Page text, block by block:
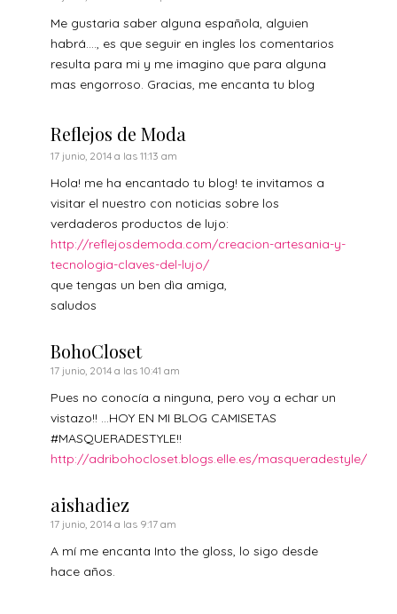
Me gustaria saber alguna española, alguien
habrá…., es que seguir en ingles los comentarios
resulta para mi y me imagino que para alguna
mas engorroso. Gracias, me encanta tu blog
Reflejos de Moda
17 junio, 2014 a las 11:13 am
Hola! me ha encantado tu blog! te invitamos a
visitar el nuestro con noticias sobre los
verdaderos productos de lujo:
http://reflejosdemoda.com/creacion-artesania-y-
tecnologia-claves-del-lujo/
que tengas un ben dìa amiga,
saludos
BohoCloset
17 junio, 2014 a las 10:41 am
Pues no conocía a ninguna, pero voy a echar un
vistazo!! …HOY EN MI BLOG CAMISETAS
#MASQUERADESTYLE!!
http://adribohocloset.blogs.elle.es/masqueradestyle/
aishadiez
17 junio, 2014 a las 9:17 am
A mí me encanta Into the gloss, lo sigo desde
hace años.